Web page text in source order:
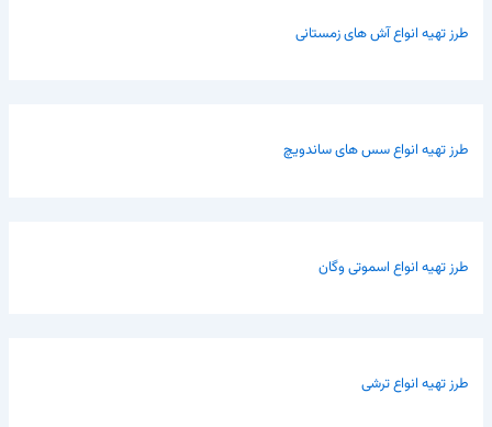
طرز تهیه انواع آش های زمستانی
طرز تهیه انواع سس های ساندویچ
طرز تهیه انواع اسموتی وگان
طرز تهیه انواع ترشی